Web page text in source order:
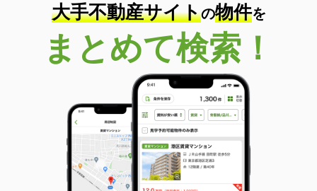
大手不動産サイトの物件を
まとめて検索！